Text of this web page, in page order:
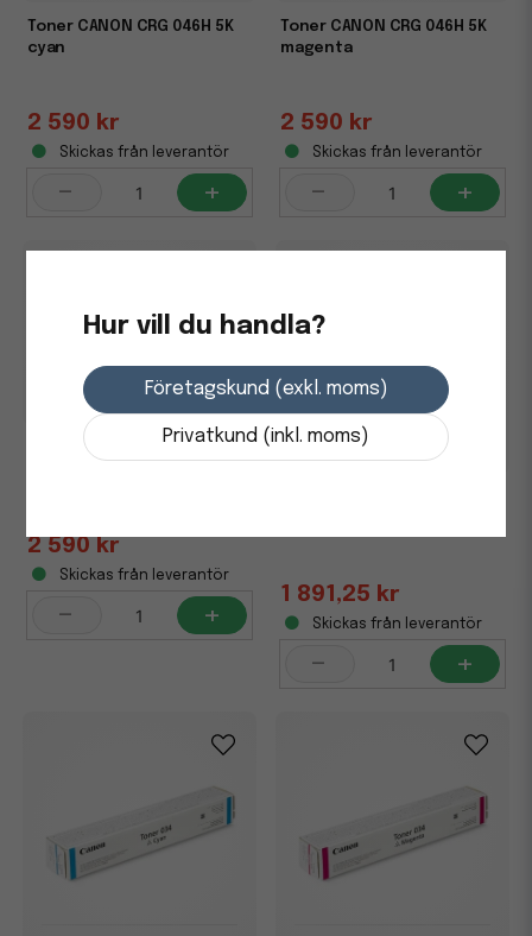
Toner CANON CRG 046H 5K
cyan
2 590 kr
Skickas från leverantör
- +
Toner CANON CRG 046H 5K
magenta
2 590 kr
Skickas från leverantör
- +
Toner CANON CRG 046H 5K
2 590 kr
Skickas från leverantör
- +
1 891,25 kr
Skickas från leverantör
- +
Hur vill du handla?
Företagskund (exkl. moms)
Privatkund (inkl. moms)